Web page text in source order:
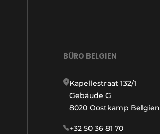
BÜRO BELGIEN
Kapellestraat 132/1
Gebäude G
8020 Oostkamp Belgien
+32 50 36 81 70